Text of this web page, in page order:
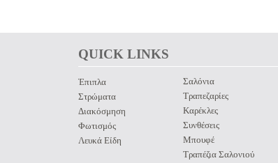
QUICK LINKS
Έπιπλα
Στρώματα
Διακόσμηση
Φωτισμός
Λευκά Είδη
Σαλόνια
Τραπεζαρίες
Καρέκλες
Συνθέσεις
Μπουφέ
Τραπέζια Σαλονιού